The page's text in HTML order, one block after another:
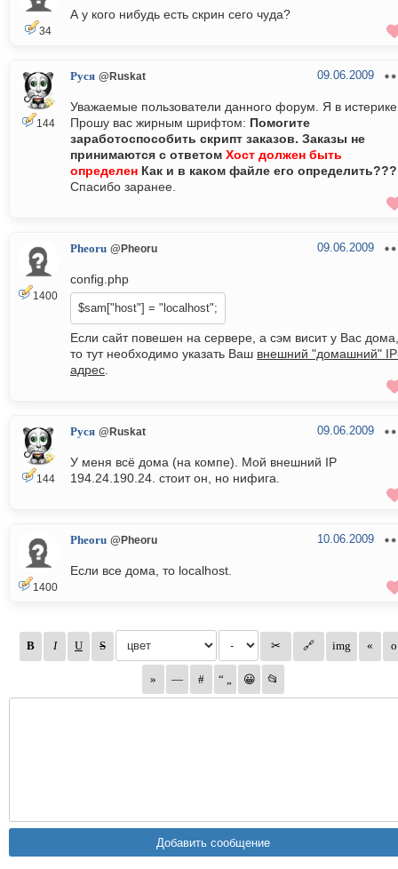
34
А у кого нибудь есть скрин сего чуда?
144
Руся @Ruskat 09.06.2009
Уважаемые пользователи данного форум. Я в
Прошу вас жирным шрифтом: Помогите
заработоспособить скрипт заказов. Заказы не
принимаются с ответом Хост должен быть
определен Как и в каком файле его определить???
Спасибо заранее.
1400
Pheoru @Pheoru 09.06.2009
config.php
$sam["host"] = "localhost";
Если сайт повешен на сервере, а сэм висит у Вас дома,
то тут необходимо указать Ваш внешний "домашний"
адрес
144
Руся @Ruskat 09.06.2009
У меня всё дома (на компе). Мой внешний IP
194.24.190.24. стоит он, но нифига.
1400
Pheoru @Pheoru 10.06.2009
Если все дома, то localhost.